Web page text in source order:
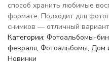
способ хранить любимые
формате. Подходит для
снимков — отличный
Категории: Фотоальбомы-
февраля, Фотоальбомы, Дом
Новинки